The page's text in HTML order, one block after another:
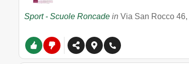
Sport - Scuole Roncade in Via San Rocco 46,